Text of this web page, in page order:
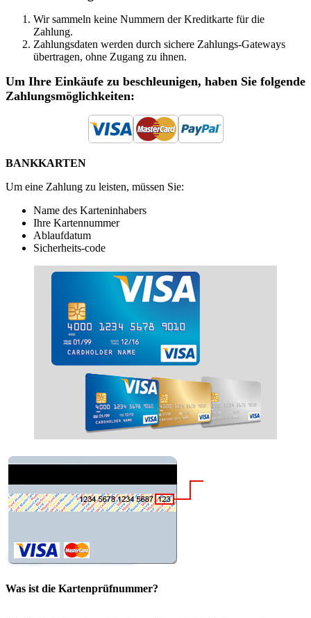
Wir sammeln keine Nummern der Kreditkarte für die
Zahlung.
Zahlungsdaten werden durch sichere Zahlungs-Gateways
übertragen, ohne Zugang zu ihnen.
Um Ihre Einkäufe zu beschleunigen, haben Sie folgende
Zahlungsmöglichkeiten:
BANKKARTEN
Um eine Zahlung zu leisten, müssen Sie:
Name des Karteninhabers
Ihre Kartennummer
Ablaufdatum
Sicherheits-code
Was ist die Kartenprüfnummer?